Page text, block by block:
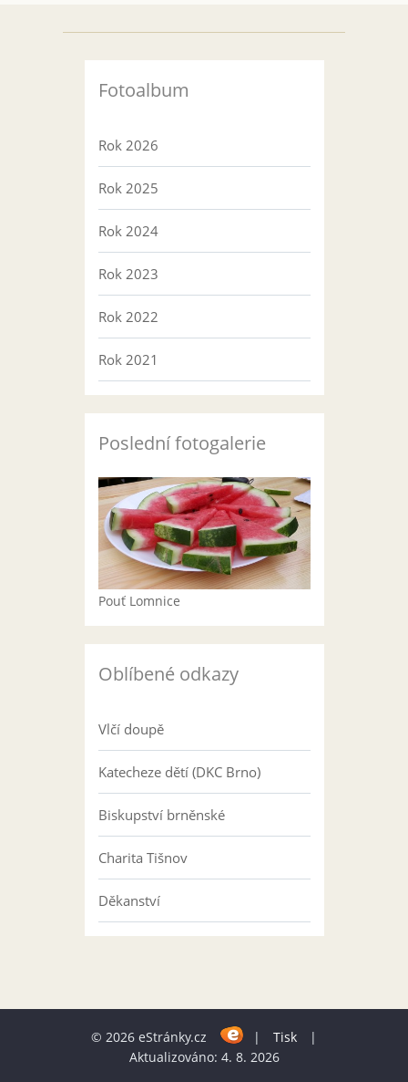
Fotoalbum
Rok 2026
Rok 2025
Rok 2024
Rok 2023
Rok 2022
Rok 2021
Poslední fotogalerie
Pouť Lomnice
Oblíbené odkazy
Vlčí doupě
Katecheze dětí (DKC Brno)
Biskupství brněnské
Charita Tišnov
Děkanství
© 2026 eStránky.cz | Tisk
|
Aktualizováno: 4. 8. 2026